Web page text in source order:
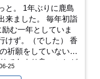
来ました。 毎年初詣
む一年としていま
けず。（でした） 香
であまり良いことが
25